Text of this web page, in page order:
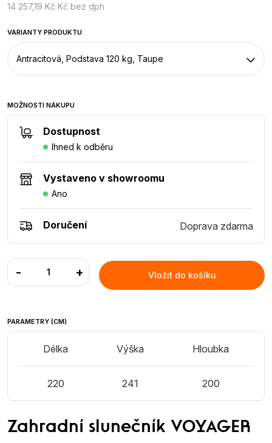
14 257,19 Kč Kč bez dph
VARIANTY PRODUKTU
Antracitová, Podstava 120 kg, Taupe
MOŽNOSTI NÁKUPU
Dostupnost
Ihned k odběru
Vystaveno v showroomu
Ano
Doručení Doprava zdarma
- + Vložit do košíku
PARAMETRY (CM)
Délka
220
Výška
241
Hloubka
200
Zahradní slunečník VOYAGER